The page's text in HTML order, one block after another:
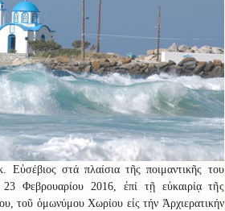
στά πλαίσια τῆς ποιμαντικῆς του
23 Φεβρουαρίου 2016, ἐπί τῇ εὐκαιρίᾳ τῆς
τοῦ ὁμωνύμου Χωρίου εἰς τήν Ἀρχιερατικήν